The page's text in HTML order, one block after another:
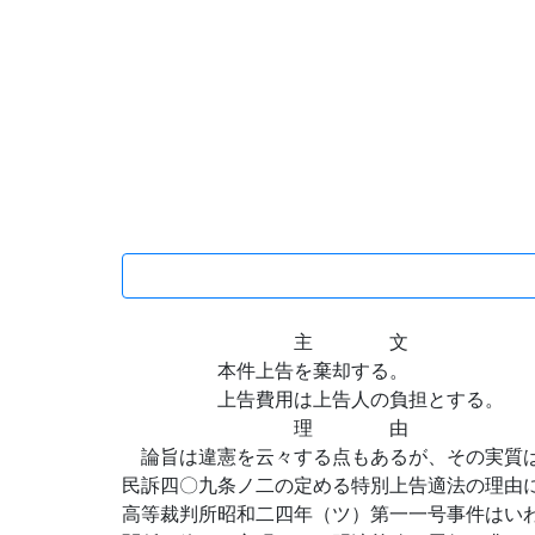
主 文
本件上告を棄却する。
上告費用は上告人の負担とする。
理 由
論旨は違憲を云々する点もあるが、その実質
民訴四〇九条ノ二の定める特別上告適法の理
高等裁判所昭和二四年（ツ）第一一号事件はい